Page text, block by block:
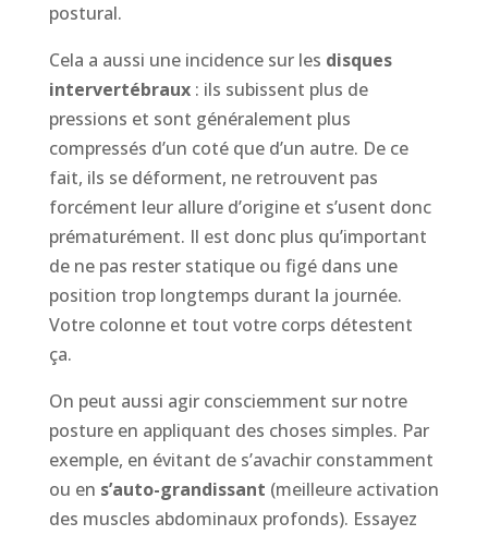
postural.
Cela a aussi une incidence sur les disques
intervertébraux: ils subissent plus de
pressions et sont généralement plus
compressés d’un coté que d’un autre. De ce
fait, ils se déforment, ne retrouvent pas
forcément leur allure d’origine et s’usent donc
prématurément. Il est donc plus qu’important
de ne pas rester statique ou figé dans une
position trop longtemps durant la journée.
Votre colonne et tout votre corps détestent
ça.
On peut aussi agir consciemment sur notre
posture en appliquant des choses simples. Par
exemple, en évitant de s’avachir constamment
ou en s’auto-grandissant (meilleure activation
des muscles abdominaux profonds). Essayez